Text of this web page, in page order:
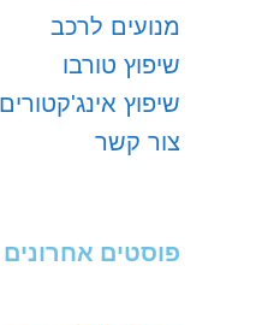
מנועים לרכב
שיפוץ טורבו
שיפוץ אינג'קטורים
צור קשר
פוסטים אחרונים